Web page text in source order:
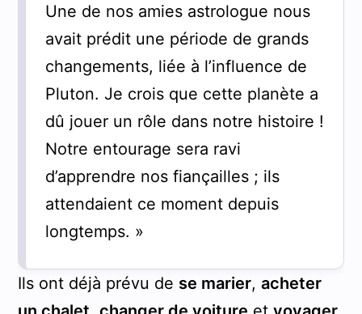
Une de nos amies astrologue nous
avait prédit une période de grands
changements, liée à l’influence de
Pluton. Je crois que cette planète a
dû jouer un rôle dans notre histoire !
Notre entourage sera ravi
d’apprendre nos fiançailles ; ils
attendaient ce moment depuis
longtemps. »
Ils ont déjà prévu de se marier, acheter